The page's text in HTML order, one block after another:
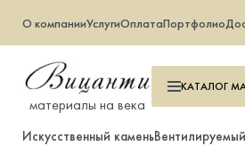
О компанииУслугиОплатаПортфолио
материалы на века
КАТАЛОГ
Искусственный камень